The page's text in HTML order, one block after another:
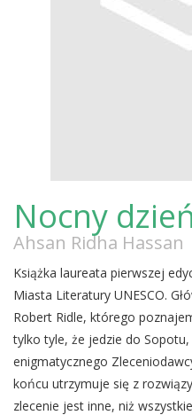
Nocny
Ahsan Ridha Hassan
Książka laureata pierwszej
Miasta Literatury UNESCO.
Robert Ridle, którego
tylko tyle, że jedzie do
enigmatycznego
końcu utrzymuje się z
zlecenie jest inne, niż